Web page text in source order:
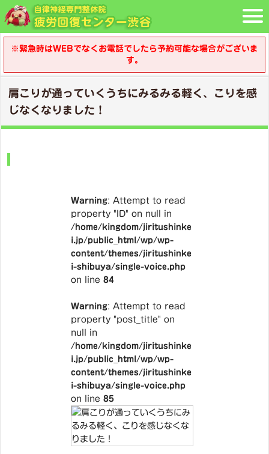
※緊急時はWEBでなくお電話でしたら予約可能な場合がございま
す。
肩こりが通っていくうちにみるみる軽く、こりを感
じなくなりました！
Warning: Attempt to read
property "ID" on null in
/home/kingdom/jiritushinke
i.jp/public_html/wp/wp-
content/themes/jiritushinke
i-shibuya/single-voice.php
on line 84
Warning: Attempt to read
property "post_title" on
null in
/home/kingdom/jiritushinke
i.jp/public_html/wp/wp-
content/themes/jiritushinke
i-shibuya/single-voice.php
on line 85